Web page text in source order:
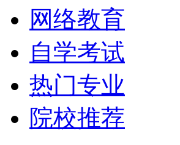
网络教育
自学考试
热门专业
院校推荐